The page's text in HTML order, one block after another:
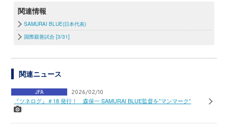
関連情報
SAMURAI BLUE(日本代表)
国際親善試合 [3/31]
関連ニュース
JFA 2026/02/10
『ツネログ』＃18 発行！ 森保一 SAMURAI BLUE監督を”マンマーク”